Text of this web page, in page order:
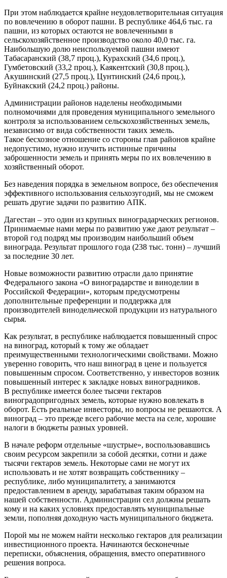
При этом наблюдается крайне неудовлетворительная ситуация
по вовлечению в оборот пашни. В республике 464,6 тыс. га
пашни, из которых остаются не вовлеченными в
сельскохозяйственное производство около 40,0 тыс. га.
Наибольшую долю неиспользуемой пашни имеют
Табасаранский (38,7 проц.), Курахский (34,6 проц.),
Гумбетовский (33,2 проц.), Каякентский (30,8 проц.),
Акушинский (27,5 проц.), Цунтинский (24,6 проц.),
Буйнакский (24,2 проц.) районы.
Администрации районов наделены необходимыми
полномочиями для проведения муниципального земельного
контроля за использованием сельскохозяйственных земель,
независимо от вида собственности таких земель.
Такое бесхозное отношение со стороны глав районов крайне
недопустимо, нужно изучить истинные причины
заброшенности земель и принять меры по их вовлечению в
хозяйственный оборот.
Без наведения порядка в земельном вопросе, без обеспечения
эффективного использования сельхозугодий, мы не сможем
решать другие задачи по развитию АПК.
Дагестан – это один из крупных виноградарческих регионов.
Принимаемые нами меры по развитию уже дают результат –
второй год подряд мы производим наибольший объем
винограда. Результат прошлого года (238 тыс. тонн) – лучший
за последние 30 лет.
Новые возможности развитию отрасли дало принятие
Федерального закона «О виноградарстве и виноделии в
Российской Федерации», которым предусмотрены
дополнительные преференции и поддержка для
производителей винодельческой продукции из натурального
сырья.
Как результат, в республике наблюдается повышенный спрос
на виноград, который к тому же обладает
преимущественными технологическими свойствами. Можно
уверенно говорить, что наш виноград в цене и пользуется
повышенным спросом. Соответственно, у инвесторов возник
повышенный интерес к закладке новых виноградников.
В республике имеется более тысячи гектаров
виноградопригодных земель, которые нужно вовлекать в
оборот. Есть реальные инвесторы, но вопросы не решаются. А
виноград – это прежде всего рабочие места на селе, хорошие
налоги в бюджеты разных уровней.
В начале реформ отдельные «шустрые», воспользовавшись
своим ресурсом закрепили за собой десятки, сотни и даже
тысячи гектаров земель. Некоторые сами не могут их
использовать и не хотят возвращать собственнику –
республике, либо муниципалитету, а занимаются
предоставлением в аренду, зарабатывая таким образом на
нашей собственности. Администрации сел должны решать
кому и на каких условиях предоставлять муниципальные
земли, пополняя доходную часть муниципального бюджета.
Порой мы не можем найти несколько гектаров для реализации
инвестиционного проекта. Начинаются бесконечные
переписки, объяснения, обращения, вместо оперативного
решения вопроса.